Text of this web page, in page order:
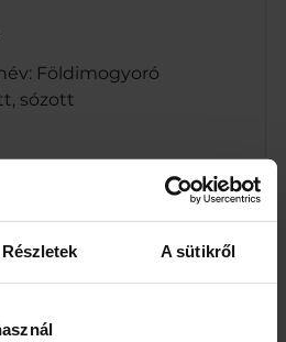
Részletek A sütikről
Földimogyoró
sózott
10.